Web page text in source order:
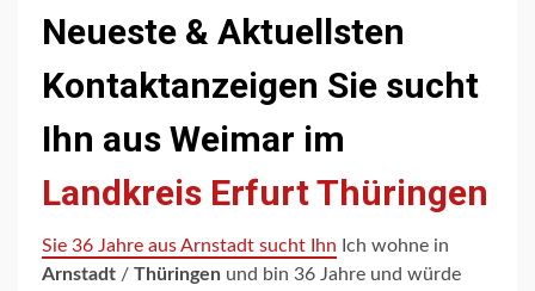
Neueste & Aktuellsten
Kontaktanzeigen Sie sucht
Ihn aus Weimar im
Landkreis Erfurt Thüringen
Sie 36 Jahre aus Arnstadt sucht Ihn Ich wohne in
Arnstadt / Thüringen und bin 36 Jahre und würde